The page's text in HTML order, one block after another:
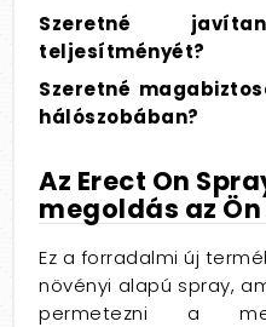
Szeretné
teljesítményét?
Szeretné
hálószobában?
Az Erect On
megoldás az
Ez a forradalmi új
növényi alapú spray,
permetezni a